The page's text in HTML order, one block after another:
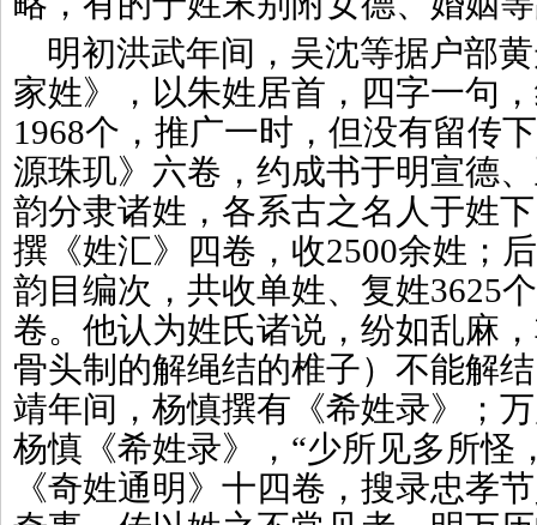
明初洪武年间，吴沈等据户部
家姓》，以朱姓居首，四字一句
1968个，推广一时，但没有留传
源珠玑》六卷，约成书于明宣德
韵分隶诸姓，各系古之名人于姓
撰《姓汇》四卷，收2500余姓；
韵目编次，共收单姓、复姓3625
卷。他认为姓氏诸说，纷如乱麻
骨头制的解绳结的椎子）不能解
靖年间，杨慎撰有《希姓录》；
杨慎《希姓录》，“少所见多所怪
《奇姓通明》十四卷，搜录忠孝